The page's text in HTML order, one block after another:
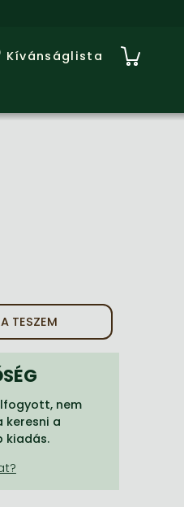
Kívánságlista
TESZEM
nem
keresni a
kiadás.